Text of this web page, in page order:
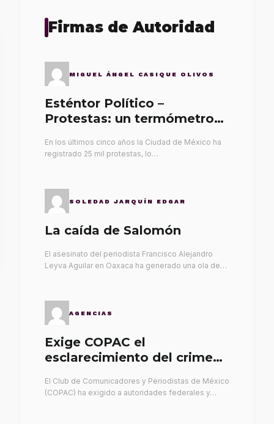
Firmas de Autoridad
MIGUEL ÁNGEL CASIQUE OLIVOS
Esténtor Político –
Protestas: un termómetro
En los últimos cinco años la Ciudad de México ha
registrado 25 mil protestas, lo…
SOLEDAD JARQUÍN EDGAR
La caída de Salomón
El asesinato del periodista Francisco Alejandro
Leyva Aguilar en Oaxaca ha generado una ola de…
AGENCIAS
Exige COPAC el
esclarecimiento del crimen
El Club de Comunicadores y Periodistas de México
(COPAC) ha exigido a autoridades federales y…